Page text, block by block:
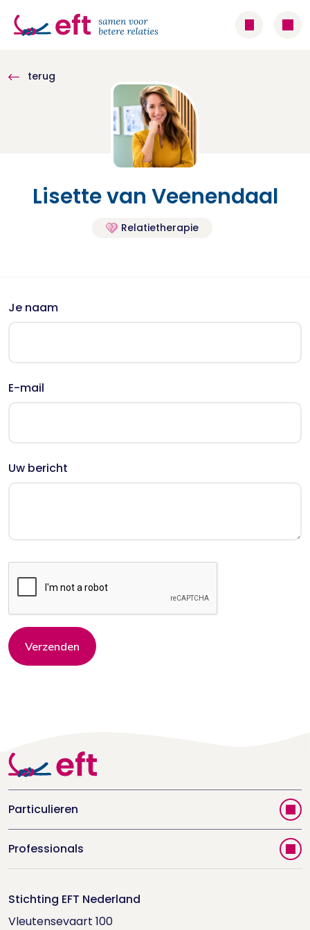
terug
Lisette van Veenendaal
Relatietherapie
Je naam
E-mail
Uw bericht
Verzenden
Particulieren
Vind jouw therapeut
Videoportal
Doe de relatietest
Houd me Vast-bijeenkomsten
Professionals
Trainingen
Stichting EFT Nederland
Vleutensevaart 100